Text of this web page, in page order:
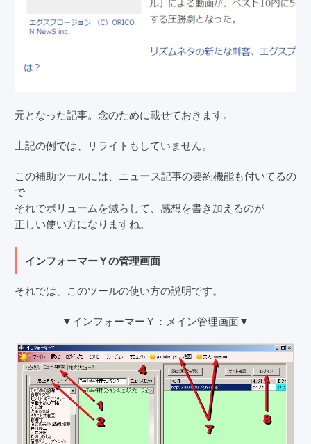
元となった記事。念のために載せておきます。
上記の例では、リライトもしていません。
この補助ツールには、ニュース記事の要約機能も付いてるの
で
それでボリュームを減らして、感想を書き加えるのが
正しい使い方になりますね。
インフォーマーＹの管理画面
それでは、このツールの使い方の説明です。
▼インフォーマーＹ：メイン管理画面▼